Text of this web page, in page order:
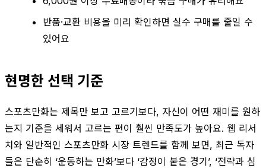
반품·교환 비용을 미리 확인하면 실수 구매를 줄일 수
있어요
현명한 선택 기준
스포츠만화는 제목만 보고 고르기보다, 자신이 어떤 재미를 원하
는지 기준을 세워서 고르는 편이 훨씬 만족도가 높아요. 웹 리서
치와 일반적인 스포츠만화 시장 트렌드를 함께 보면, 최근 독자
들은 단순히 ‘운동하는 만화’보다 ‘감정이 붙은 경기’, ‘전략과 심